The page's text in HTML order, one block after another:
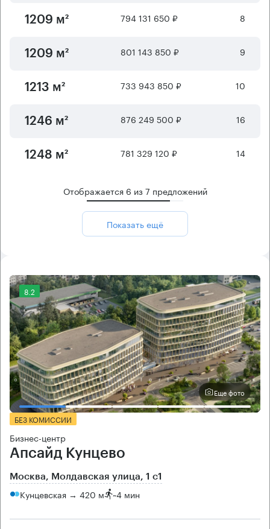
1209 м² 794 131 650 ₽ 8
1209 м² 801 143 850 ₽ 9
1213 м² 733 943 850 ₽ 10
1246 м² 876 249 500 ₽ 16
1248 м² 781 329 120 ₽ 14
Отображается 6 из7 предложений
Показать ещё
8.2
Еще фото
БЕЗ КОМИССИИ
Бизнес-центр
Апсайд Кунцево
Москва, Молдавская улица, 1 с1
Кунцевская → 420 м ~4 мин